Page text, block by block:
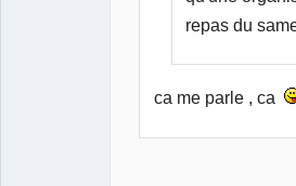
repas du
ca me parle , ca